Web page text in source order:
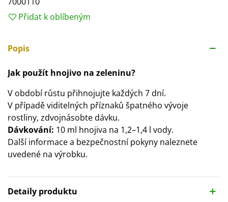
Přidat k oblíbeným
Popis
Jak použít hnojivo na zeleninu?
V období růstu přihnojujte každých 7 dní.
V případě viditelných příznaků špatného vývoje
rostliny, zdvojnásobte dávku.
Dávkování: 10 ml hnojiva na 1,2–1,4 l vody.
Další informace a bezpečnostní pokyny naleznete
uvedené na výrobku.
Detaily produktu